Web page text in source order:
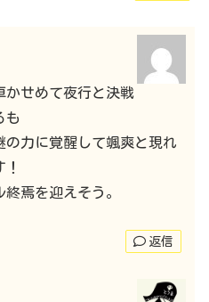
かせめて夜行と決戦
も
の力に覚醒して颯爽と現れ
焉を迎えそう。
返信